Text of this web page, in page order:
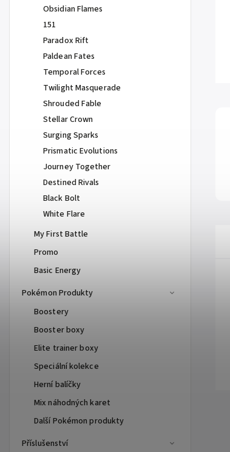
Obsidian Flames
151
Paradox Rift
Paldean Fates
Temporal Forces
Twilight Masquerade
Shrouded Fable
Stellar Crown
Surging Sparks
Prismatic Evolutions
Journey Together
Destined Rivals
Black Bolt
White Flare
My First Battle
Promo
Basic Energy
Pokémon Produkty
Boostery
Booster boxy
Elite trainer boxy
Speciální kolekce
Herní balíčky
Mix náhodných karet
Další Pokémon produkty
Příslušenství